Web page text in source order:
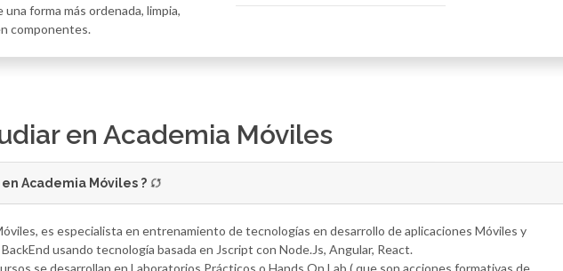
forma más ordenada, limpia,
componentes.
en Academia Móviles
Academia Móviles ?
es especialista en entrenamiento de tecnologías en desarrollo de aplicaciones Móviles y
usando tecnología basada en Jscript con Node.Js, Angular, React.
se desarrollan en Laboratorios Prácticos o Hands On Lab ( que son acciones formativas de